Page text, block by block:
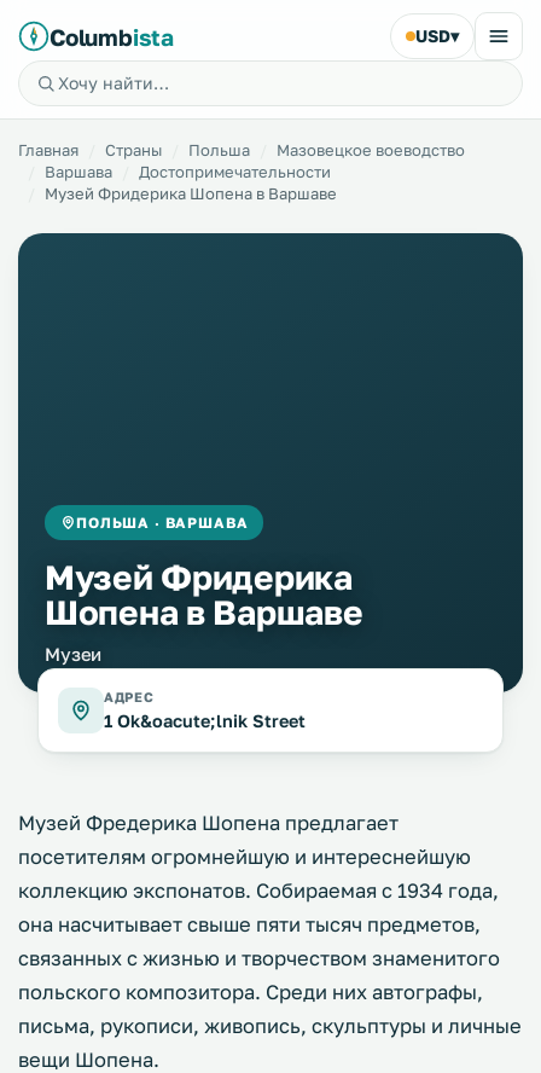
Columbista USD▾
Главная Страны Польша
Мазовецкое воеводство
Варшава
Достопримечательности
Музей Фридерика Шопена в Варшаве
ПОЛЬША · ВАРШАВА
Музей Фридерика
Шопена в Варшаве
Музеи
АДРЕС
1 Ok&oacute;lnik Street
Музей Фредерика Шопена предлагает
посетителям огромнейшую и интереснейшую
коллекцию экспонатов. Собираемая с 1934 года,
она насчитывает свыше пяти тысяч предметов,
связанных с жизнью и творчеством знаменитого
польского композитора. Среди них автографы,
письма, рукописи, живопись, скульптуры и личные
вещи Шопена.